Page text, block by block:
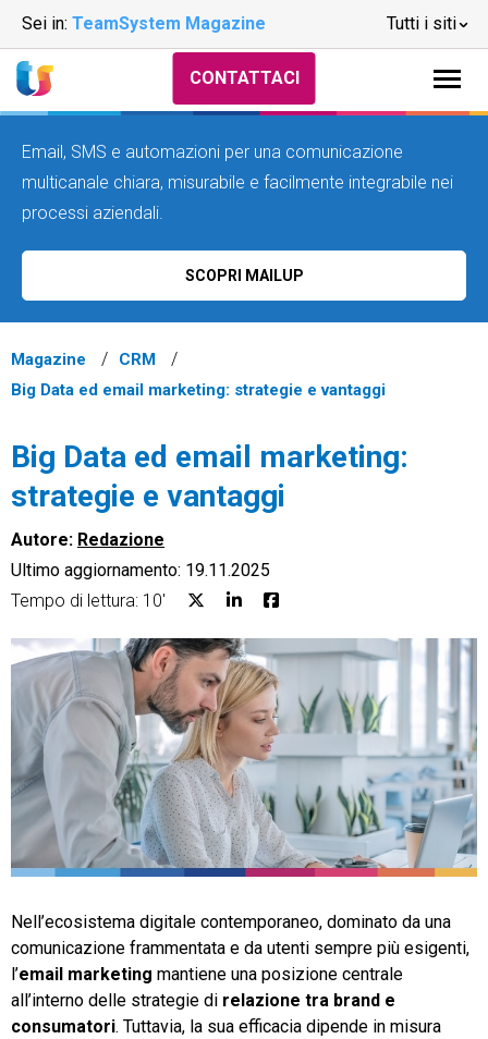
Sei in: TeamSystem Magazine Tutti i siti
Ecommerce
Email Marketing
Fatturazione
Financial Solutions
TeamSystem Corporate
TeamSystem Store
CONTATTACI
Email, SMS e automazioni per una comunicazione
multicanale chiara, misurabile e facilmente integrabile nei
processi aziendali.
SCOPRI MAILUP
Magazine
CRM
Big Data ed email marketing: strategie e vantaggi
Big Data ed email marketing:
strategie e vantaggi
Autore: Redazione
Ultimo aggiornamento: 19.11.2025
Tempo di lettura: 10'
Nell’ecosistema digitale contemporaneo, dominato da una
comunicazione frammentata e da utenti sempre più esigenti,
l’email marketing mantiene una posizione centrale
all’interno delle strategie di relazione tra brand e
consumatori. Tuttavia, la sua efficacia dipende in misura